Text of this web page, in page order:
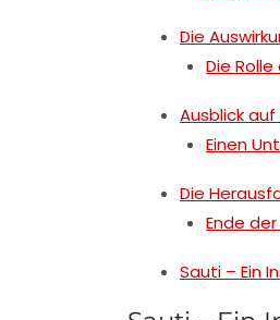
Die
Die
Ausblick
Einen
Die
Ende
Sauti – Ein